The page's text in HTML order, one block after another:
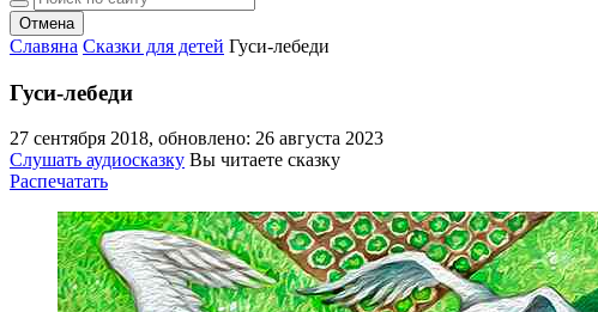
Отмена
Славяна Сказки для детей Гуси-лебеди
Гуси-лебеди
27 сентября 2018, обновлено: 26 августа 2023
Слушать аудиосказку Вы читаете сказку
Распечатать